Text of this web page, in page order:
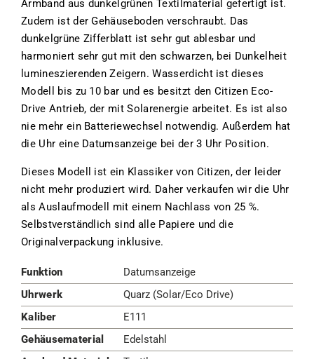
Armband aus dunkelgrünen Textilmaterial gefertigt ist.
Zudem ist der Gehäuseboden verschraubt. Das
dunkelgrüne Zifferblatt ist sehr gut ablesbar und
harmoniert sehr gut mit den schwarzen, bei Dunkelheit
lumineszierenden Zeigern. Wasserdicht ist dieses
Modell bis zu 10 bar und es besitzt den Citizen Eco-
Drive Antrieb, der mit Solarenergie arbeitet. Es ist also
nie mehr ein Batteriewechsel notwendig. Außerdem hat
die Uhr eine Datumsanzeige bei der 3 Uhr Position.
Dieses Modell ist ein Klassiker von Citizen, der leider
nicht mehr produziert wird. Daher verkaufen wir die Uhr
als Auslaufmodell mit einem Nachlass von 25 %.
Selbstverständlich sind alle Papiere und die
Originalverpackung inklusive.
Funktion
Datumsanzeige
Uhrwerk
Quarz (Solar/Eco Drive)
Kaliber
E111
Gehäusematerial
Edelstahl